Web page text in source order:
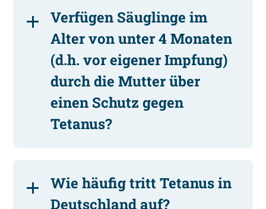
Verfügen Säuglinge im
Alter von unter 4 Monaten
(d.h. vor eigener Impfung)
durch die Mutter über
einen Schutz gegen
Tetanus?
Wie häufig tritt Tetanus in
Deutschland auf?